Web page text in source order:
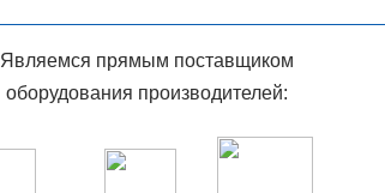
Являемся прямым поставщиком
оборудования производителей: